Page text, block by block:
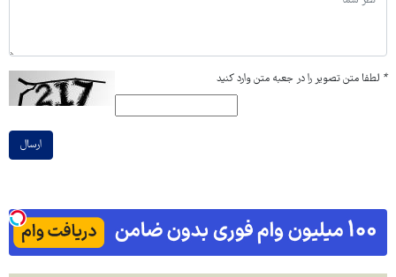
* لطفا متن تصویر را در جعبه متن وارد کنید
ارسال